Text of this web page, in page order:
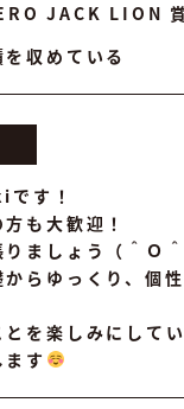
JACK LION 賞
収めている
です！
も大歓迎！
ましょう（＾Ｏ＾
らゆっくり、個
とを楽しみにして
す